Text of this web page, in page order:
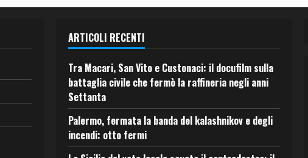
ARTICOLI RECENTI
Tra Macari, San Vito e Custonaci: il docufilm sulla
battaglia civile che fermò la raffineria negli anni
Settanta
Palermo, fermata la banda del kalashnikov e degli
incendi: otto fermi